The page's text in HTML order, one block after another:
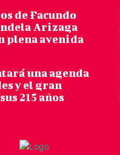
de Facundo
Arizaga
plena avenida
una agenda
y el gran
215 años